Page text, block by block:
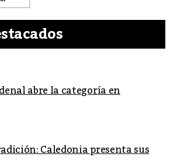
abre la categoría en
Caledonia presenta sus